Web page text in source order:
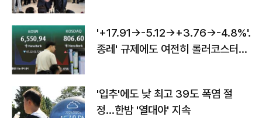
'+17.91→-5.12→+3.76→-4.8%'…'
종레' 규제에도 여전히 롤러코스터
'입추'에도 낮 최고 39도 폭염 절
정…한밤 '열대야' 지속